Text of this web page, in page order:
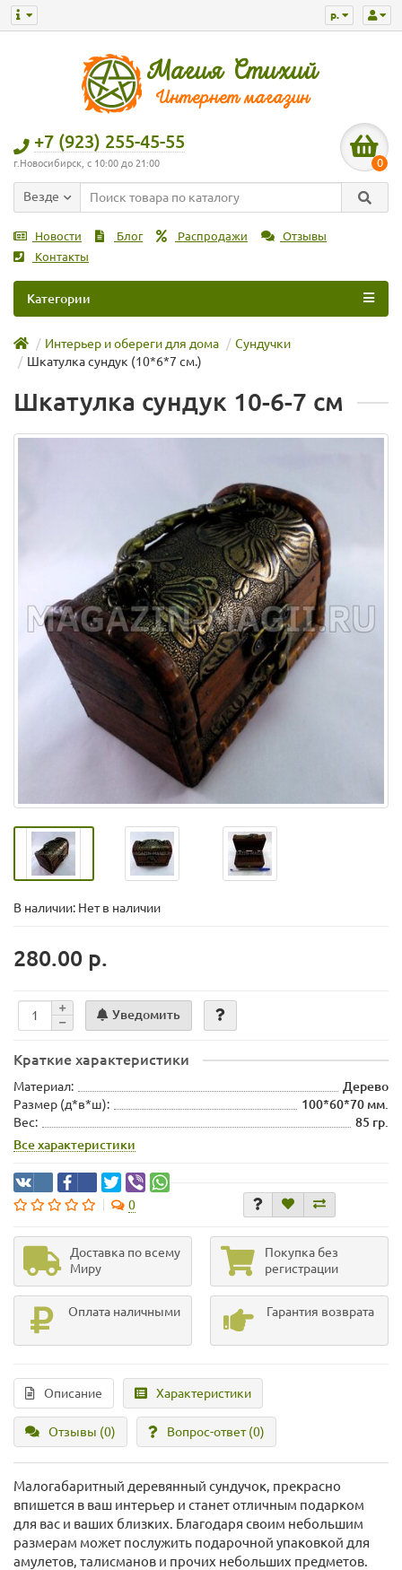
р.
+7 (923) 255-45-55
г.Новосибирск, с 10:00 до 21:00 0
Везде
Новости Блог Распродажи
Отзывы
Контакты
Категории
Интерьер и обереги для дома
Сундучки
Шкатулка сундук (10*6*7 см.)
Шкатулка сундук 10-6-7 см
В наличии: Нет в наличии
280.00 р.
Уведомить
Краткие характеристики
Материал:
Дерево
Размер (д*в*ш):
100*60*70 мм.
Вес:
85 гр.
Все характеристики
0
Доставка по всему
Миру
Покупка без
регистрации
Оплата наличными Гарантия возврата
Описание Характеристики
Отзывы (0) Вопрос-ответ(0)
Малогабаритный деревянный сундучок, прекрасно
впишется в ваш интерьер и станет отличным подарком
для вас и ваших близких. Благодаря своим небольшим
размерам может послужить подарочной упаковкой для
амулетов, талисманов и прочих небольших предметов.